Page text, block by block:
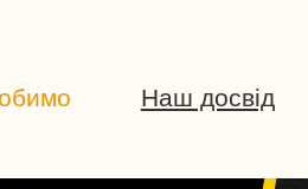
Наш досвід